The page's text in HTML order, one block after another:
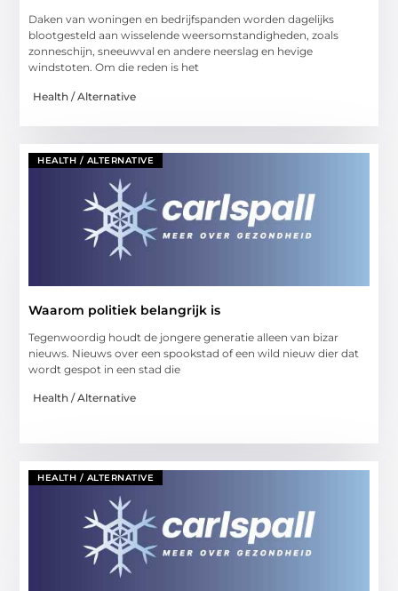
Daken van woningen en bedrijfspanden worden dagelijks
blootgesteld aan wisselende weersomstandigheden, zoals
zonneschijn, sneeuwval en andere neerslag en hevige
windstoten. Om die reden is het
Health / Alternative
HEALTH / ALTERNATIVE
Waarom politiek belangrijk is
Tegenwoordig houdt de jongere generatie alleen van bizar
nieuws. Nieuws over een spookstad of een wild nieuw dier dat
wordt gespot in een stad die
Health / Alternative
HEALTH / ALTERNATIVE